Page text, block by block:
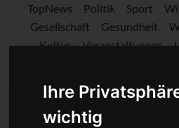
Ihre
wichtig
TopNews Politik Sport
Gesellschaft
Gesundheit
Kultur
Veranstaltungen